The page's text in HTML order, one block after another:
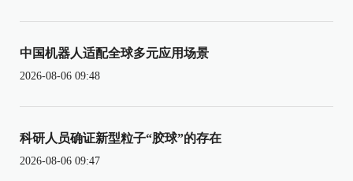
中国机器人适配全球多元应用场景
2026-08-06 09:48
科研人员确证新型粒子“胶球”的存在
2026-08-06 09:47